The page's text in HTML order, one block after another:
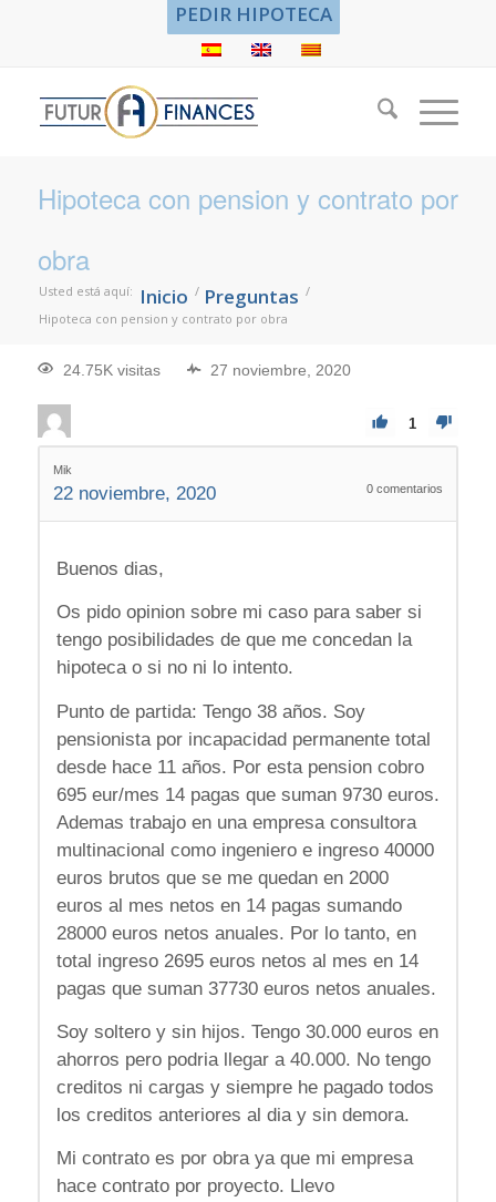
PEDIR HIPOTECA
Hipoteca con pension y contrato por
obra
Usted está aquí: Inicio / Preguntas /
Hipoteca con pension y contrato por obra
24.75K visitas 27 noviembre, 2020
1
Mik
22 noviembre, 2020 0 comentarios
Buenos dias,
Os pido opinion sobre mi caso para saber si
tengo posibilidades de que me concedan la
hipoteca o si no ni lo intento.
Punto de partida: Tengo 38 años. Soy
pensionista por incapacidad permanente total
desde hace 11 años. Por esta pension cobro
695 eur/mes 14 pagas que suman 9730 euros.
Ademas trabajo en una empresa consultora
multinacional como ingeniero e ingreso 40000
euros brutos que se me quedan en 2000
euros al mes netos en 14 pagas sumando
28000 euros netos anuales. Por lo tanto, en
total ingreso 2695 euros netos al mes en 14
pagas que suman 37730 euros netos anuales.
Soy soltero y sin hijos. Tengo 30.000 euros en
ahorros pero podria llegar a 40.000. No tengo
creditos ni cargas y siempre he pagado todos
los creditos anteriores al dia y sin demora.
Mi contrato es por obra ya que mi empresa
hace contrato por proyecto. Llevo